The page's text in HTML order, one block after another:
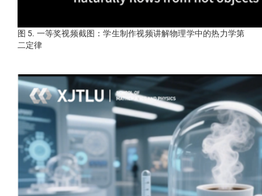
图 5. 一等奖视频截图：学生制作视频讲解物理学中的热力学第
二定律